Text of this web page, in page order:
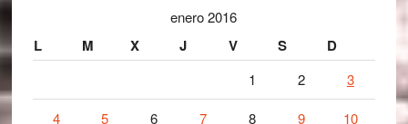
enero 2016
L M X J V S D
1 2 3
4 5 6 7 8 9 10